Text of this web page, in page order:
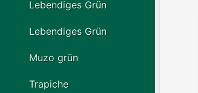
Lebendiges Grün
Lebendiges Grün
Muzo grün
Trapiche